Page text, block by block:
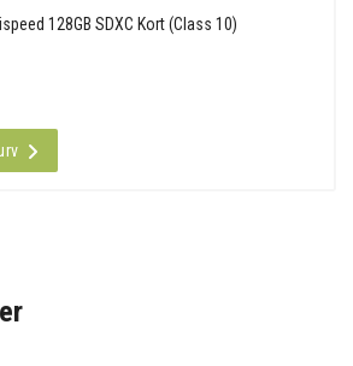
128GB SDXC Kort (Class 10)